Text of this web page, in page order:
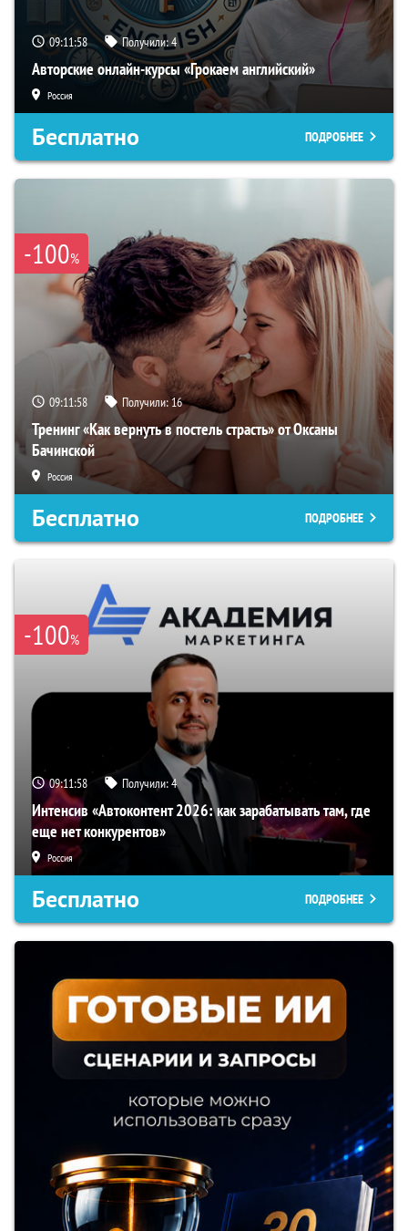
09:11:57 Получили:4
Авторские онлайн-курсы «Грокаем английский»
Россия
Бесплатно ПОДРОБНЕЕ
-100%
09:11:57 Получили:16
Тренинг «Как вернуть в постель страсть» от Оксаны
Бачинской
Россия
Бесплатно ПОДРОБНЕЕ
-100%
09:11:57 Получили:4
Интенсив «Автоконтент 2026: как зарабатывать там, где
еще нет конкурентов»
Россия
Бесплатно ПОДРОБНЕЕ